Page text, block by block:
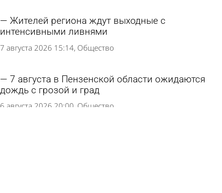
Жителей региона ждут выходные с
интенсивными ливнями
7 августа 2026 15:14 Общество
7 августа в Пензенской области ожидаются
дождь с грозой и град
6 августа 2026 20:00 Общество